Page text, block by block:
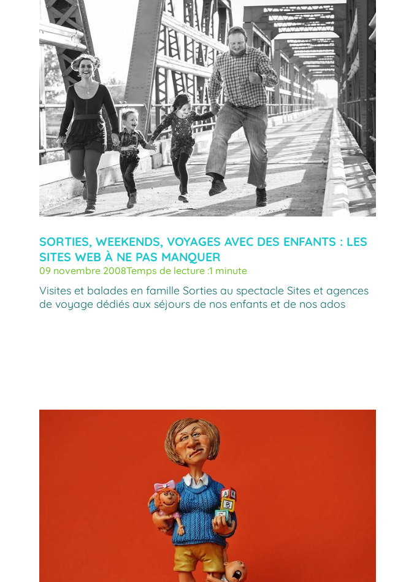
SORTIES, WEEKENDS, VOYAGES AVEC DES ENFANTS : LES
SITES WEB À NE PAS MANQUER
09 novembre 2008Temps de lecture :1 minute
Visites et balades en famille Sorties au spectacle Sites et agences
de voyage dédiés aux séjours de nos enfants et de nos ados